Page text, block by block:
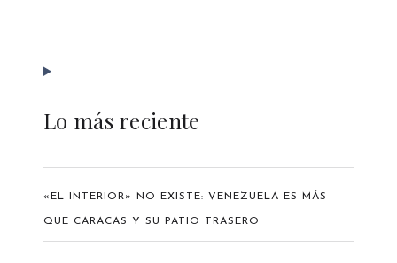
Lo más reciente
«EL INTERIOR» NO EXISTE: VENEZUELA ES MÁS
QUE CARACAS Y SU PATIO TRASERO